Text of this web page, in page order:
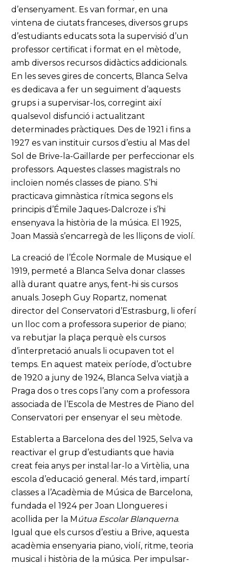
d’ensenyament. Es van formar, en una
vintena de ciutats franceses, diversos grups
d’estudiants educats sota la supervisió d’un
professor certificat i format en el mètode,
amb diversos recursos didàctics addicionals.
En les seves gires de concerts, Blanca Selva
es dedicava a fer un seguiment d’aquests
grups i a supervisar-los, corregint així
qualsevol disfunció i actualitzant
determinades pràctiques. Des de 1921 i fins a
1927 es van instituir cursos d’estiu al Mas del
Sol de Brive-la-Gaillarde per perfeccionar els
professors. Aquestes classes magistrals no
incloïen només classes de piano. S’hi
practicava gimnàstica rítmica segons els
principis d’Émile Jaques-Dalcroze i s’hi
ensenyava la història de la música. El 1925,
Joan Massià s’encarregà de les lliçons de violí.
La creació de l’École Normale de Musique el
1919, permeté a Blanca Selva donar classes
allà durant quatre anys, fent-hi sis cursos
anuals. Joseph Guy Ropartz, nomenat
director del Conservatori d’Estrasburg, li oferí
un lloc com a professora superior de piano;
va rebutjar la plaça perquè els cursos
d’interpretació anuals li ocupaven tot el
temps. En aquest mateix període, d’octubre
de 1920 a juny de 1924, Blanca Selva viatjà a
Praga dos o tres cops l’any com a professora
associada de l’Escola de Mestres de Piano del
Conservatori per ensenyar el seu mètode.
Establerta a Barcelona des del 1925, Selva va
reactivar el grup d’estudiants que havia
creat feia anys per instal·lar-lo a Virtèlia, una
escola d’educació general. Més tard, impartí
classes a l’Acadèmia de Música de Barcelona,
fundada el 1924 per Joan Llongueres i
acollida per la M útua Escolar Blanquerna.
Igual que els cursos d’estiu a Brive, aquesta
acadèmia ensenyaria piano, violí, ritme, teoria
musical i història de la música. Per impulsar-